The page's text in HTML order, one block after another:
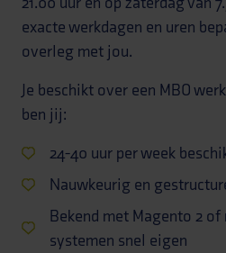
exacte werkdagen en uren
overleg met jou.
Je beschikt over een MBO
ben jij:
24-40 uur per week
Nauwkeurig en
Bekend met Magento 2
systemen snel eigen